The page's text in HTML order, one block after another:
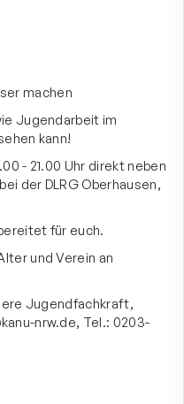
machen
Jugendarbeit im
kann!
- 21.00 Uhr direkt neben
der DLRG Oberhausen,
für euch.
und Verein an
Jugendfachkraft,
nrw.de, Tel.: 0203-